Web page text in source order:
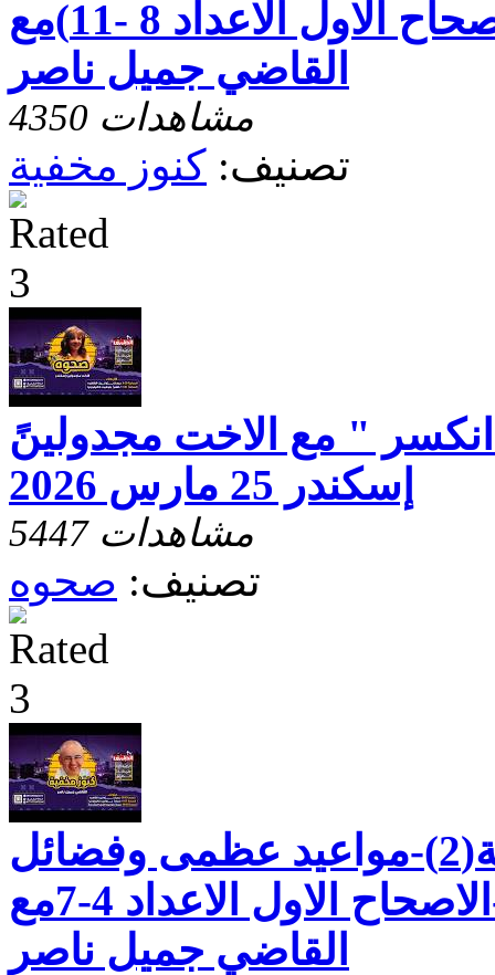
قصير البصر -الاصحاح الاول الاعداد 8 -11)مع
القاضي جميل ناصر
4350 مشاهدات
تصنيف: كنوز مخفية
" مع الاخت مجدولينً
إسكندر 25 مارس 2026
5447 مشاهدات
تصنيف: صحوه
رسالة بطرس الثانية(2)-مواعيد عظمى وفضائل
للحياة العملية-الاصحاح الاول الاعداد 4-7مع
القاضي جميل ناصر